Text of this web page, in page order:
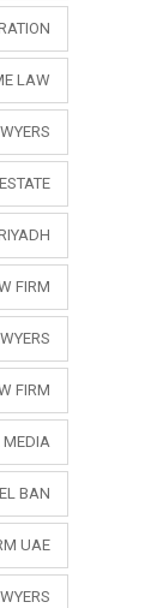
LAW
FIRM
FIRM
MEDIA
BAN
UAE